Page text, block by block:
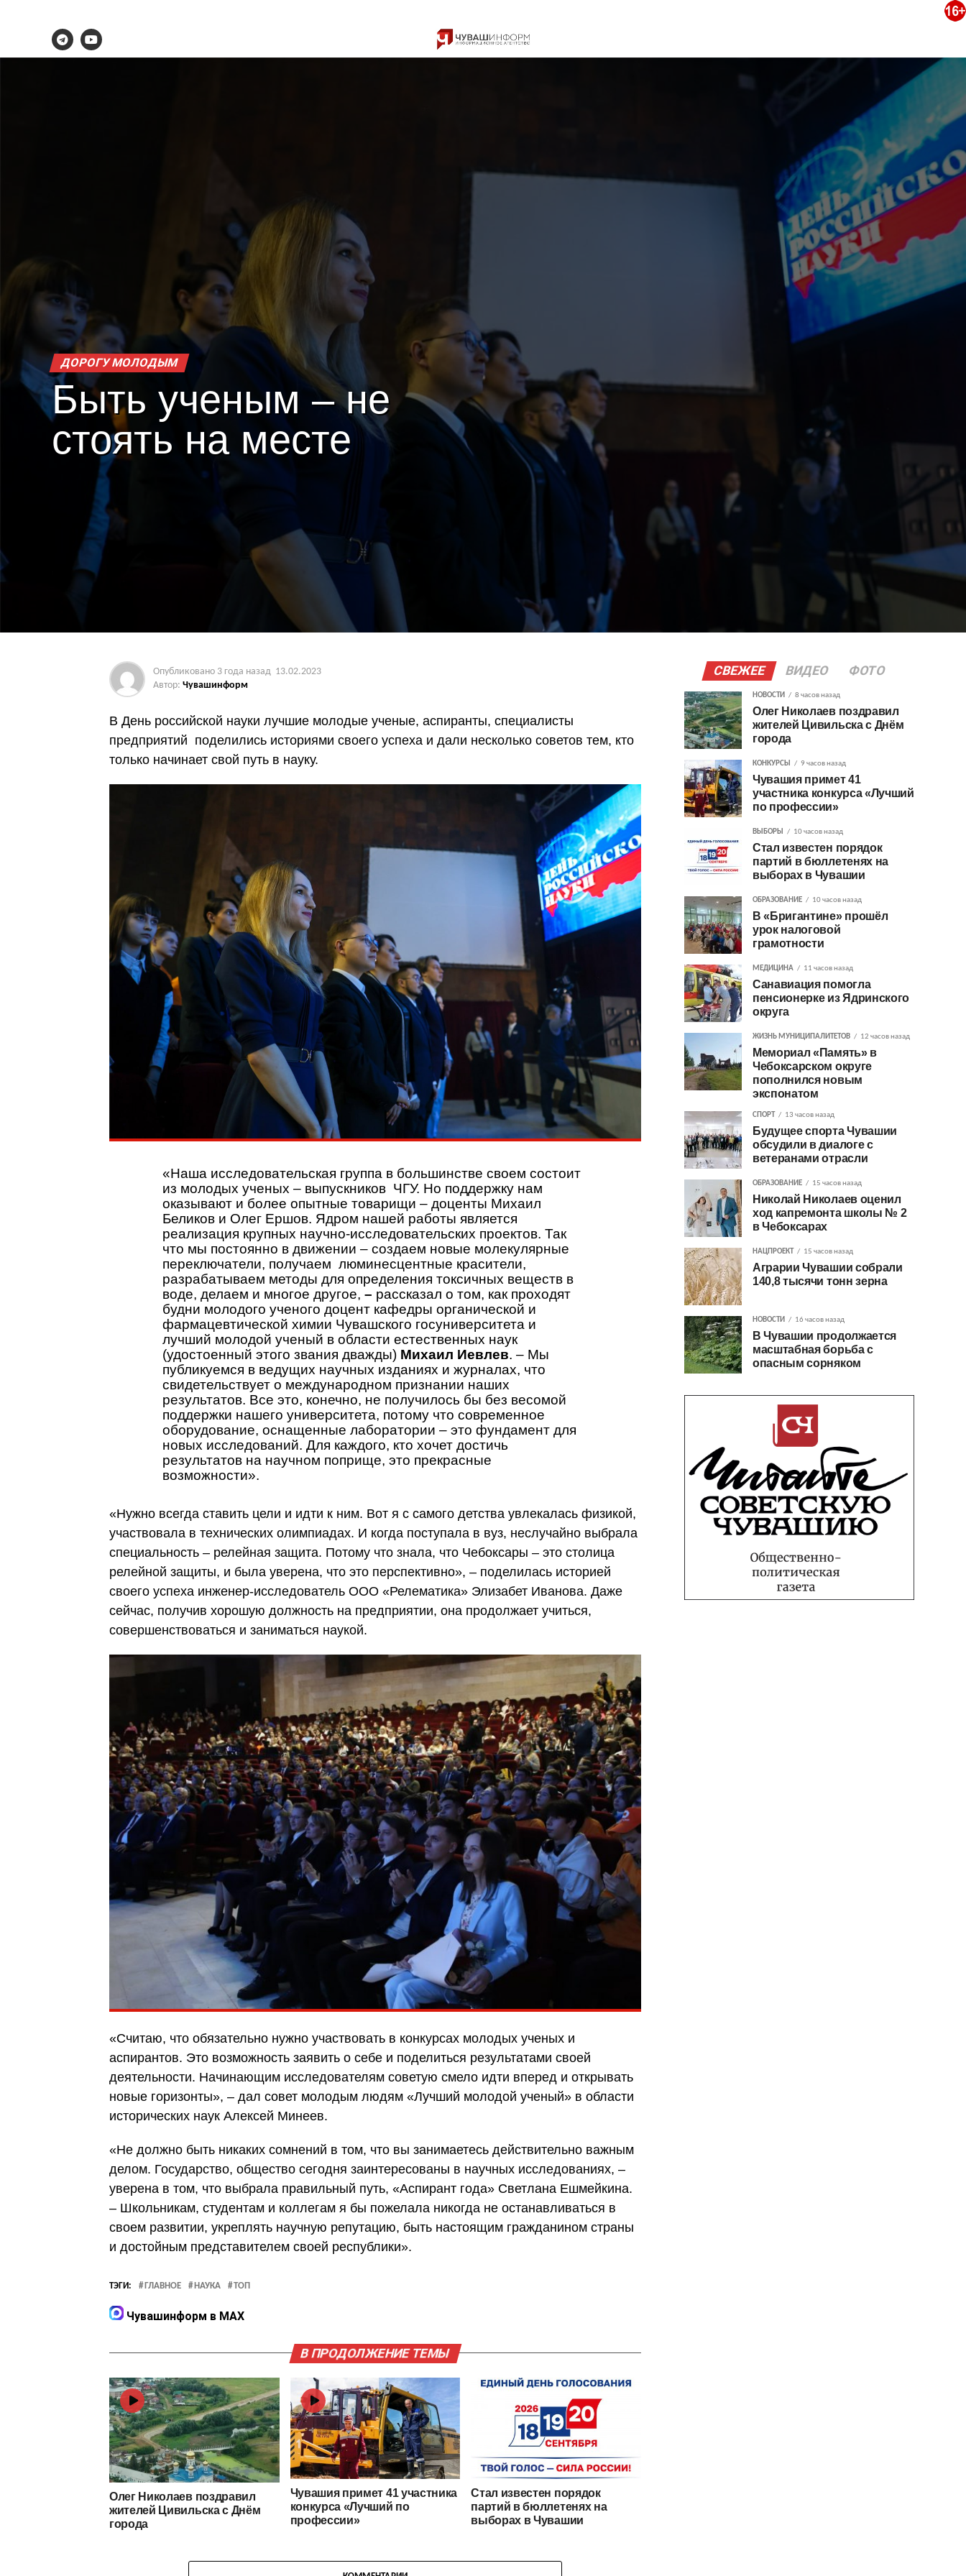
ДОРОГУ МОЛОДЫМ
Быть ученым – не
стоять на месте
Опубликовано 3 года назад 13.02.2023
Автор: Чувашинформ
В День российской науки лучшие молодые ученые, аспиранты, специалисты
предприятий поделились историями своего успеха и дали несколько советов тем, кто
только начинает свой путь в науку.
«Наша исследовательская группа в большинстве своем состоит
из молодых ученых – выпускников ЧГУ. Но поддержку нам
оказывают и более опытные товарищи – доценты Михаил
Беликов и Олег Ершов. Ядром нашей работы является
реализация крупных научно-исследовательских проектов. Так
что мы постоянно в движении – создаем новые молекулярные
переключатели, получаем люминесцентные красители,
разрабатываем методы для определения токсичных веществ в
воде, делаем и многое другое, – рассказал о том, как проходят
будни молодого ученого доцент кафедры органической и
фармацевтической химии Чувашского госуниверситета и
лучший молодой ученый в области естественных наук
(удостоенный этого звания дважды) Михаил Иевлев. – Мы
публикуемся в ведущих научных изданиях и журналах, что
свидетельствует о международном признании наших
результатов. Все это, конечно, не получилось бы без весомой
поддержки нашего университета, потому что современное
оборудование, оснащенные лаборатории – это фундамент для
новых исследований. Для каждого, кто хочет достичь
результатов на научном поприще, это прекрасные
возможности».
«Нужно всегда ставить цели и идти к ним. Вот я с самого детства увлекалась физикой,
участвовала в технических олимпиадах. И когда поступала в вуз, неслучайно выбрала
специальность – релейная защита. Потому что знала, что Чебоксары – это столица
релейной защиты, и была уверена, что это перспективно», – поделилась историей
своего успеха инженер-исследователь ООО «Релематика» Элизабет Иванова. Даже
сейчас, получив хорошую должность на предприятии, она продолжает учиться,
совершенствоваться и заниматься наукой.
«Считаю, что обязательно нужно участвовать в конкурсах молодых ученых и
аспирантов. Это возможность заявить о себе и поделиться результатами своей
деятельности. Начинающим исследователям советую смело идти вперед и открывать
новые горизонты», – дал совет молодым людям «Лучший молодой ученый» в области
исторических наук Алексей Минеев.
«Не должно быть никаких сомнений в том, что вы занимаетесь действительно важным
делом. Государство, общество сегодня заинтересованы в научных исследованиях, –
уверена в том, что выбрала правильный путь, «Аспирант года» Светлана Ешмейкина.
– Школьникам, студентам и коллегам я бы пожелала никогда не останавливаться в
своем развитии, укреплять научную репутацию, быть настоящим гражданином страны
и достойным представителем своей республики».
ТЭГИ: ГЛАВНОЕ НАУКА ТОП
Чувашинформ в MAX
В ПРОДОЛЖЕНИЕ ТЕМЫ
Олег Николаев поздравил
жителей Цивильска с Днём
города
Чувашия примет 41 участника
конкурса «Лучший по
профессии»
Стал известен порядок
партий в бюллетенях на
выборах в Чувашии
СВЕЖЕЕ ВИДЕО ФОТО
НОВОСТИ 8 часов назад
Олег Николаев поздравил
жителей Цивильска с Днём
города
КОНКУРСЫ 9 часов назад
Чувашия примет 41
участника конкурса «Лучший
по профессии»
ВЫБОРЫ 10 часов назад
Стал известен порядок
партий в бюллетенях на
выборах в Чувашии
ОБРАЗОВАНИЕ 10 часов назад
В «Бригантине» прошёл
урок налоговой
грамотности
МЕДИЦИНА 11 часов назад
Санавиация помогла
пенсионерке из Ядринского
округа
ЖИЗНЬ МУНИЦИПАЛИТЕТОВ 12 часов назад
Мемориал «Память» в
Чебоксарском округе
пополнился новым
экспонатом
СПОРТ 13 часов назад
Будущее спорта Чувашии
обсудили в диалоге с
ветеранами отрасли
ОБРАЗОВАНИЕ 15 часов назад
Николай Николаев оценил
ход капремонта школы № 2
в Чебоксарах
НАЦПРОЕКТ 15 часов назад
Аграрии Чувашии собрали
140,8 тысячи тонн зерна
НОВОСТИ 16 часов назад
В Чувашии продолжается
масштабная борьба с
опасным сорняком